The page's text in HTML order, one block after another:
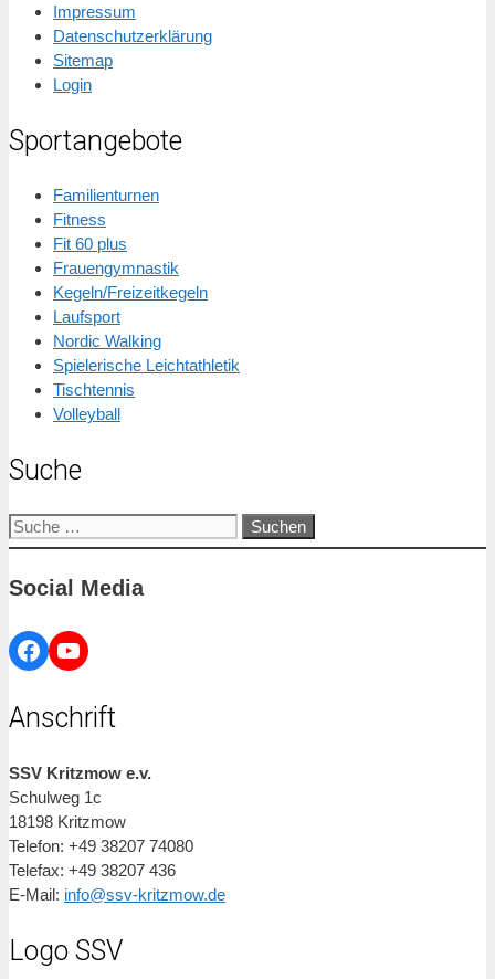
Impressum
Datenschutzerklärung
Sitemap
Login
Sportangebote
Familienturnen
Fitness
Fit 60 plus
Frauengymnastik
Kegeln/Freizeitkegeln
Laufsport
Nordic Walking
Spielerische Leichtathletik
Tischtennis
Volleyball
Suche
Suche
nach:
Social Media
Facebook
YouTube
Anschrift
SSV Kritzmow e.v.
Schulweg 1c
18198 Kritzmow
Telefon: +49 38207 74080
Telefax: +49 38207 436
E-Mail: info@ssv-kritzmow.de
Logo SSV